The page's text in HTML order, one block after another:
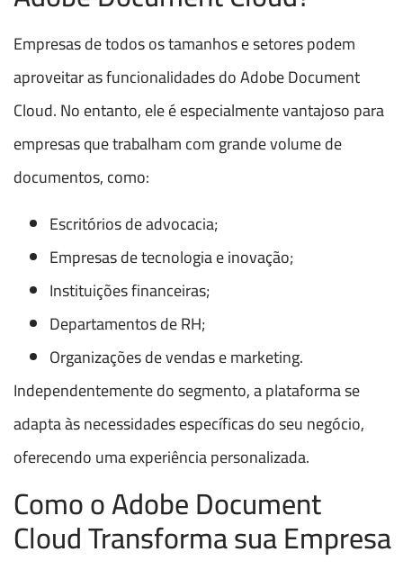
Empresas de todos os tamanhos e setores podem
aproveitar as funcionalidades do Adobe Document
Cloud. No entanto, ele é especialmente vantajoso para
empresas que trabalham com grande volume de
documentos, como:
Escritórios de advocacia;
Empresas de tecnologia e inovação;
Instituições financeiras;
Departamentos de RH;
Organizações de vendas e marketing.
Independentemente do segmento, a plataforma se
adapta às necessidades específicas do seu negócio,
oferecendo uma experiência personalizada.
Como o Adobe Document
Cloud Transforma sua Empresa